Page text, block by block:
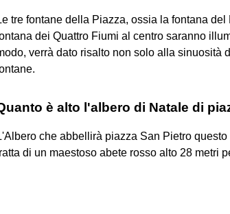
tre fontane della Piazza, ossia la fontana
dei Quattro Fiumi al centro saranno
verrà dato risalto non solo alla
è alto l'albero di Natale di
che abbellirà piazza San Pietro
di un maestoso abete rosso alto 28 metri